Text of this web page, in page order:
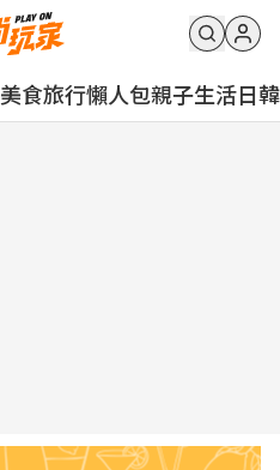
美食旅行懶人包親子生活日韓